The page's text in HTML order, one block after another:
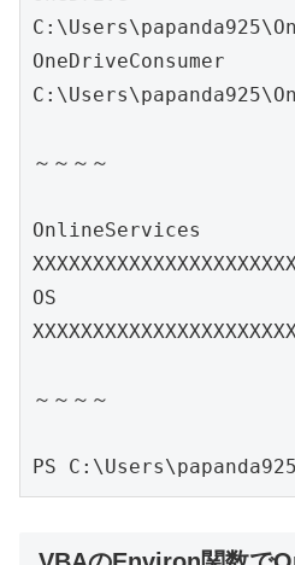
OneDriveConsumer
～～～～
OnlineServices
OS
～～～～
PS